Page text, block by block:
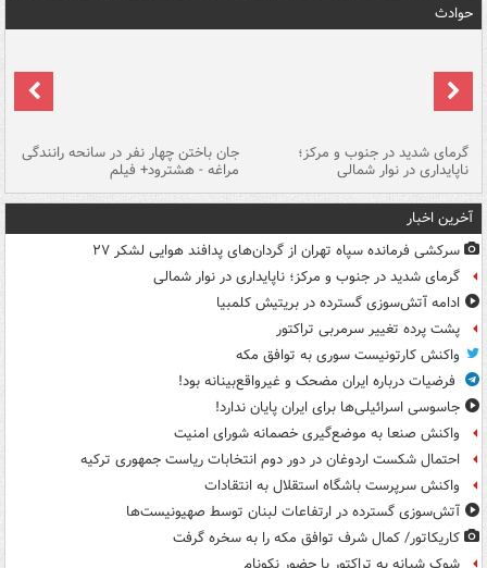
حوادث
گرمای شدید در جنوب و مرکز؛
ناپایداری در نوار شمالی
جان باختن چهار نفر در سانحه رانندگی
مراغه - هشترود+ فیلم
آخرین اخبار
سرکشی فرمانده سپاه تهران از گردان‌های پدافند هوایی لشکر ۲۷
گرمای شدید در جنوب و مرکز؛ ناپایداری در نوار شمالی
ادامه آتش‌سوزی گسترده در بریتیش کلمبیا
پشت پرده تغییر سرمربی تراکتور
واکنش کارتونیست سوری به توافق مکه
فرضیات درباره ایران مضحک و غیرواقع‌بینانه بود!
جاسوسی اسرائیلی‌ها برای ایران پایان ندارد!
واکنش صنعا به موضع‌گیری خصمانه شورای امنیت
احتمال شکست اردوغان در دور دوم انتخابات ریاست جمهوری ترکیه
واکنش سرپرست باشگاه استقلال به انتقادات
آتش‌سوزی گسترده در ارتفاعات لبنان توسط صهیونیست‌ها
کاریکاتور/ کمال شرف توافق مکه را به سخره گرفت